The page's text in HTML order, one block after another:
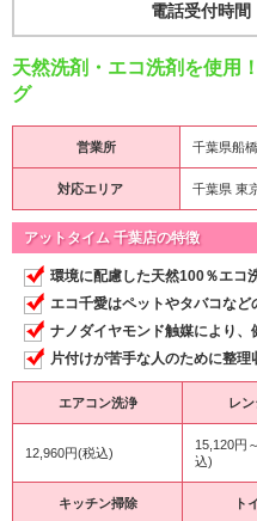
電話受付時
天然洗剤・エコ洗剤を使用
グ
営業所 千葉県船
対応エリア 千葉県 東
アットタイム 千葉店の特徴
環境に配慮した天然100％エコ
エコ千愛はペットやタバコなど
ナノダイヤモンド触媒により、
片付けが苦手な人のために整理
エアコン洗浄 レ
12,960円(税込)
15,120円
込)
キッチン掃除 ト